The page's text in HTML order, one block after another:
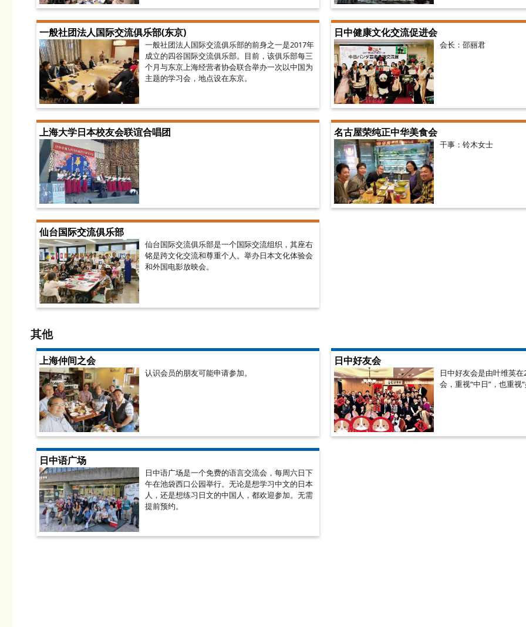
一般社团法人国际交流俱乐部(东京)
一般社团法人国际交流俱乐部的前身之一是2017年
成立的四谷国际交流俱乐部。目前，该俱乐部每三
个月与东京上海经营者协会联合举办一次以中国为
主题的学习会，地点设在东京。
日中健康文化交流促进会
会长：邵丽君
上海大学日本校友会联谊合唱团 名古屋荣纯正中华美食会
干事：铃木女士
仙台国际交流俱乐部
仙台国际交流俱乐部是一个国际交流组织，其座右
铭是跨文化交流和尊重个人。举办日本文化体验会
和外国电影放映会。
其他
上海仲间之会
认识会员的朋友可能申请参加。
日中好友会
日中好友会是由叶维英
会，重视“中日”，也重视
日中语广场
日中语广场是一个免费的语言交流会，每周六日下
午在池袋西口公园举行。无论是想学习中文的日本
人，还是想练习日文的中国人，都欢迎参加。无需
提前预约。